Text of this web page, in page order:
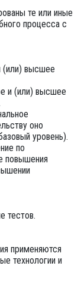
те или иные
процесса с
(или) высшее
и (или) высшее
оно
уровень).
по
повышения
тестов.
применяются
технологии и